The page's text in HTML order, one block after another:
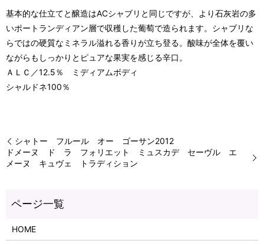
基本的な仕立てと醸造はACシャブリと同じですが、より石灰岩の多
いポートランディアン層で収穫した葡萄で造られます。シャブリな
らではの硬質なミネラル溢れる香りが立ち登る。酸味が全体を覆い
ながらもしっかりとピュアな果実を感じる辛口。
ＡＬＣ／12.5％ ミディアムボディ
シャルドネ100％
シャトー フルール オー ゴーサン2012
ドメーヌ ド ラ フォリエット ミュスカデ セーヴル エ
メーヌ キュヴェ トラディション
HOME